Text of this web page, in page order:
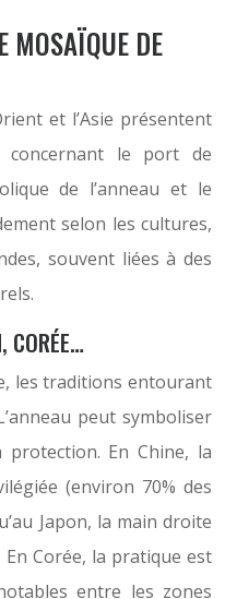
MOSAÏQUE DE
et l’Asie présentent
concernant le port de
de l’anneau et le
selon les cultures,
souvent liées à des
CORÉE…
les traditions entourant
peut symboliser
En Chine, la
(environ 70% des
Japon, la main droite
En Corée, la pratique est
entre les zones